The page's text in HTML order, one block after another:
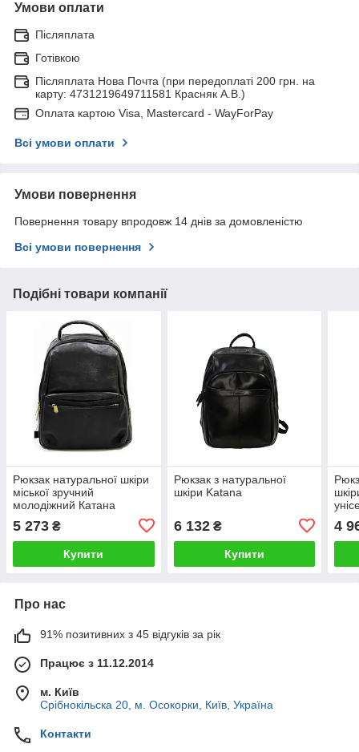
Умови оплати
Післяплата
Готівкою
Післяплата Нова Почта (при передоплаті 200 грн. на
карту: 4731219649711581 Красняк А.В.)
Оплата картою Visa, Mastercard - WayForPay
Всі умови оплати
Умови повернення
Повернення товару впродовж 14 днів за домовленістю
Всі умови повернення
Подібні товари компанії
Рюкзак натуральної шкіри
міської зручний
молодіжний Катана
5 273 ₴
Купити
Рюкзак з натуральної
шкіри Katana
6 132₴
Купити
4
Про нас
91% позитивних з 45 відгуків за рік
Працює з 11.12.2014
м. Київ
Срібнокільска 20, м. Осокорки, Київ, Україна
Контакти